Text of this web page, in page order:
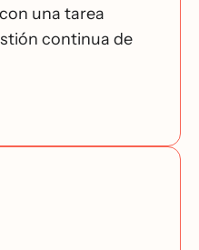
una tarea
continua de